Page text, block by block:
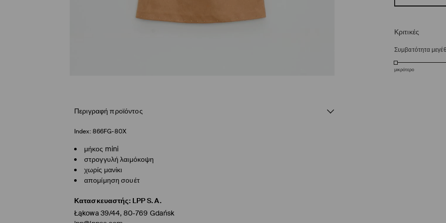
Κριτικές
Συμβατότητα
μικρότερο
Περιγραφή προϊόντος
Index: 866FG-80X
μήκος mini
στρογγυλή λαιμόκοψη
χωρίς μανίκι
απομίμηση σουέτ
Κατασκευαστής: LPP S.A.
Łąkowa 39/44, 80-769 Gdańsk